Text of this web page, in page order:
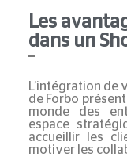
Les
dans un
L’intégration de
de Forbo
monde des
espace
accueillir les
motiver les